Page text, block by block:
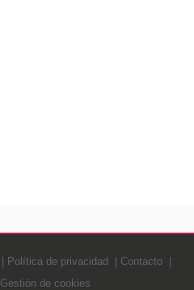
Política de privacidad
Contacto
Gestión de cookies